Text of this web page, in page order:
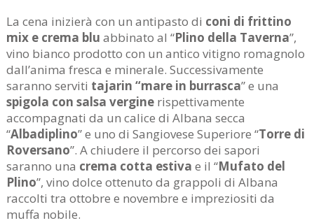
La cena inizierà con un antipasto di coni di frittino
mix e crema blu abbinato al “Plino della Taverna”,
vino bianco prodotto con un antico vitigno romagnolo
dall’anima fresca e minerale. Successivamente
saranno serviti tajarin “mare in burrasca” e una
spigola con salsa verginerispettivamente
accompagnati da un calice di Albana secca
“Albadiplino” e uno di Sangiovese Superiore “Torre di
Roversano”. A chiudere il percorso dei sapori
saranno una crema cotta estiva e il “Mufato del
Plino”, vino dolce ottenuto da grappoli di Albana
raccolti tra ottobre e novembre e impreziositi da
muffa nobile.